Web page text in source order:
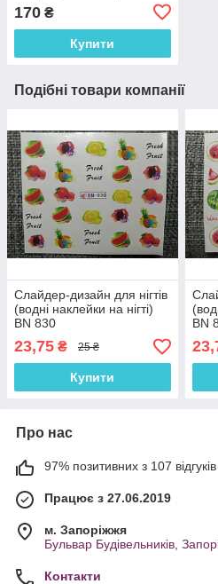
170 ₴
Купити
Подібні товари компанії
Слайдер-дизайн для нігтів
(водні наклейки на нігті)
BN 830
23,75 ₴ 25 ₴
Купити
BN
Про нас
97% позитивних з 107 відгуків
Працює з 27.06.2019
м. Запоріжжя
Бульвар Будівельників,
Контакти